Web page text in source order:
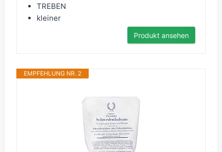
TREBEN
kleiner
Produkt ansehen
EMPFEHLUNG NR. 2